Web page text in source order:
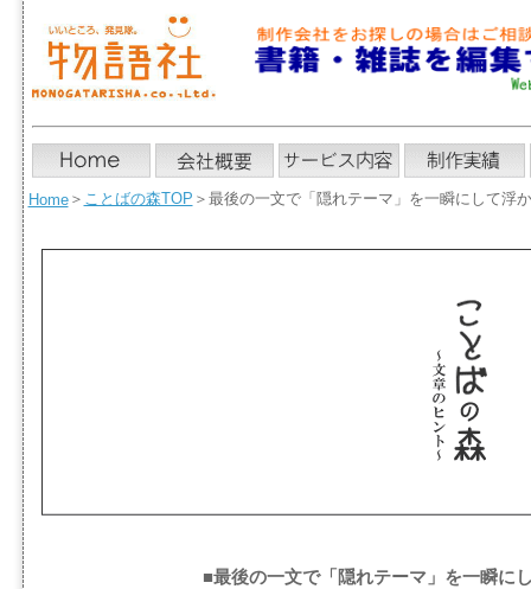
Home＞ ことばの森TOP ＞ 最後の一文で「隠れテーマ」を一瞬にして浮
■最後の一文で「隠れテーマ」を一瞬に